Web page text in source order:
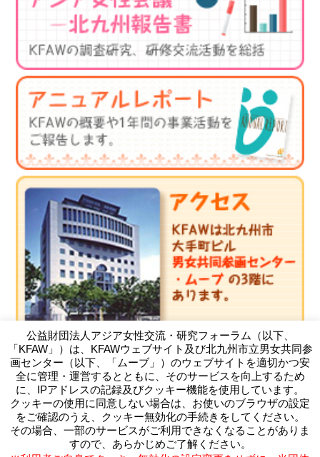
（公財）アジア女性交流・研究フォーラム
Kitakyushu Forum on Asian Women
〒803-0814 北九州市小倉北区大手町11-4北九州市大手町ビ
ル3F
公益財団法人アジア女性交流・研究フォーラム（以下、
「KFAW」）は、KFAWウェブサイト及び北九州市立男女共同参
画センター（以下、「ムーブ」）のウェブサイトを適切かつ安
全に管理・運営するとともに、そのサービスを向上するため
に、IPアドレスの記録及びクッキー機能を使用しています。
クッキーの使用に同意しない場合は、お使いのブラウザの設定
をご確認のうえ、クッキー無効化の手続きをしてください。
その場合、一部のサービスがご利用できなくなることがありま
すので、あらかじめご了解ください。